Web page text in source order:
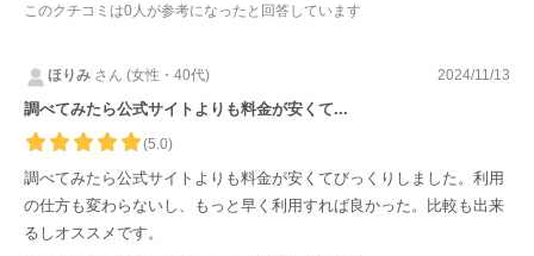
このクチコミは0 人が参考になったと回答しています
ほりみ さん (女性・40代) 2024/11/13
調べてみたら公式サイトよりも料金が安くて...
(5.0)
調べてみたら公式サイトよりも料金が安くてびっくりしました。利用
の仕方も変わらないし、もっと早く利用すれば良かった。比較も出来
るしオススメです。